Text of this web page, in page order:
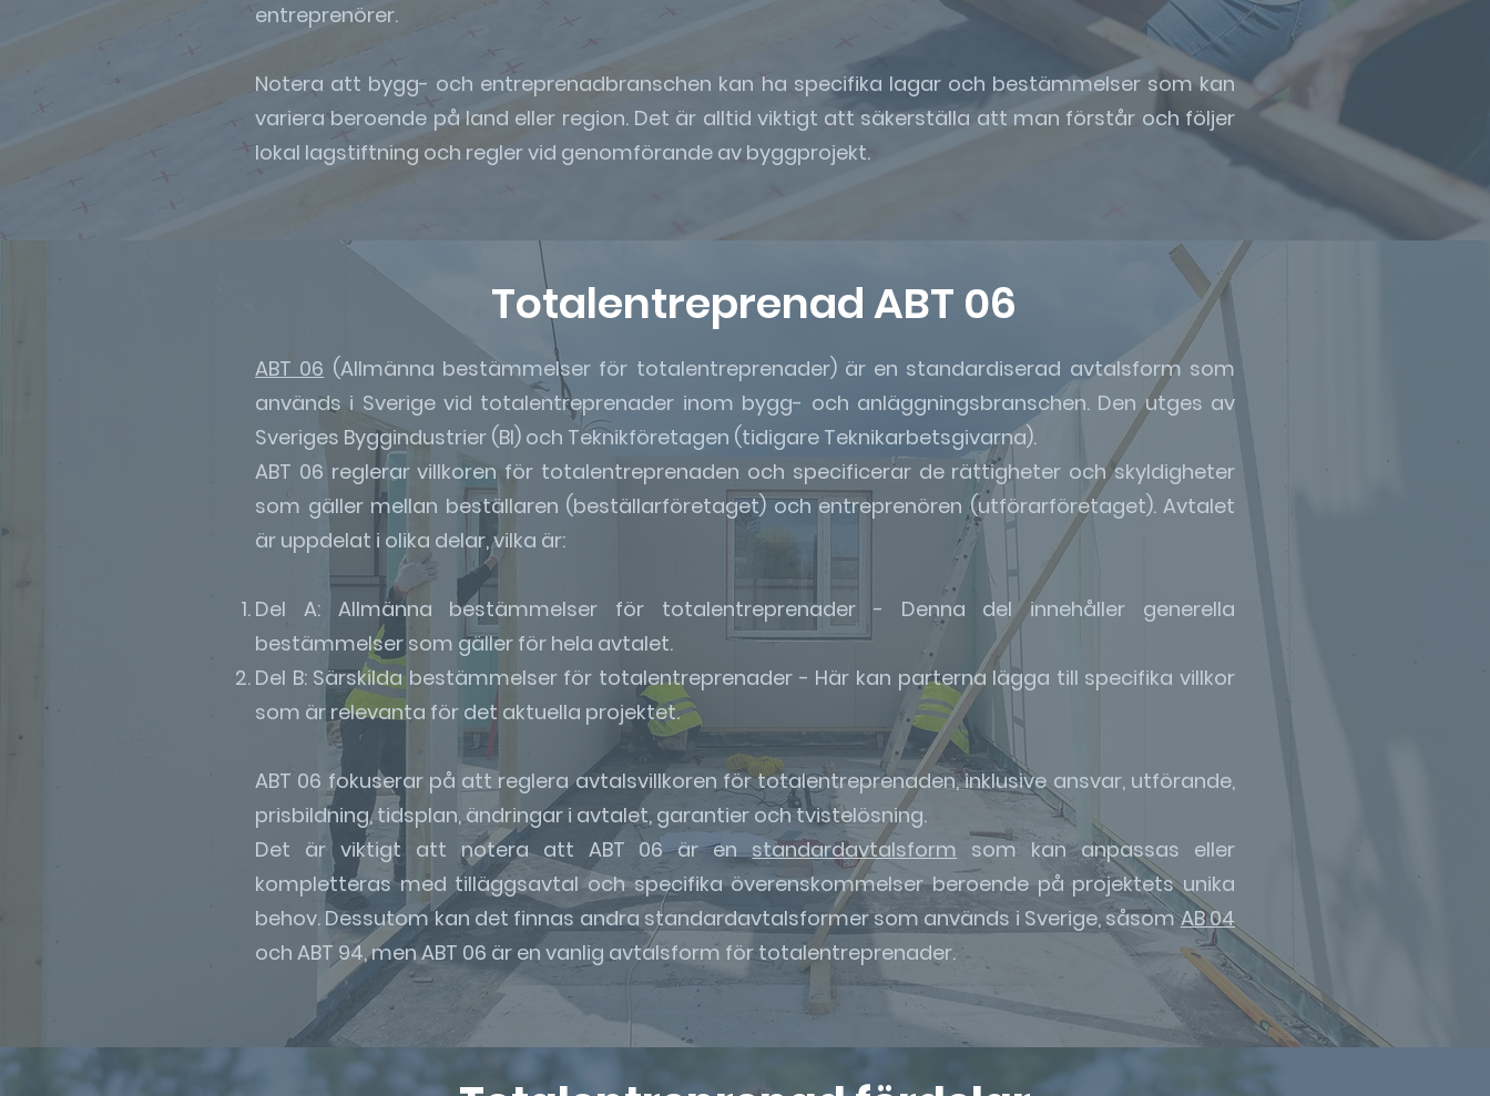
entreprenörer.
Notera att bygg- och entreprenadbranschen kan ha specifika lagar och bestämmelser som kan
variera beroende på land eller region. Det är alltid viktigt att säkerställa att man förstår och följer
lokal lagstiftning och regler vid genomförande av byggprojekt.
Totalentreprenad ABT 06
ABT 06 (Allmänna bestämmelser för totalentreprenader) är en standardiserad avtalsform som
används i Sverige vid totalentreprenader inom bygg- och anläggningsbranschen. Den utges av
Sveriges Byggindustrier (BI) och Teknikföretagen (tidigare Teknikarbetsgivarna).
ABT 06 reglerar villkoren för totalentreprenaden och specificerar de rättigheter och skyldigheter
som gäller mellan beställaren (beställarföretaget) och entreprenören (utförarföretaget). Avtalet
är uppdelat i olika delar, vilka är:
Del A: Allmänna bestämmelser för totalentreprenader - Denna del innehåller generella
bestämmelser som gäller för hela avtalet.
Del B: Särskilda bestämmelser för totalentreprenader - Här kan parterna lägga till specifika villkor
som är relevanta för det aktuella projektet.
ABT 06 fokuserar på att reglera avtalsvillkoren för totalentreprenaden, inklusive ansvar, utförande,
prisbildning, tidsplan, ändringar i avtalet, garantier och tvistelösning.
Det är viktigt att notera att ABT 06 är enstandardavtalsform som kan anpassas eller
kompletteras med tilläggsavtal och specifika överenskommelser beroende på projektets unika
behov. Dessutom kan det finnas andra standardavtalsformer som används i Sverige, såsomAB 04
och ABT 94, men ABT 06 är en vanlig avtalsform för totalentreprenader.